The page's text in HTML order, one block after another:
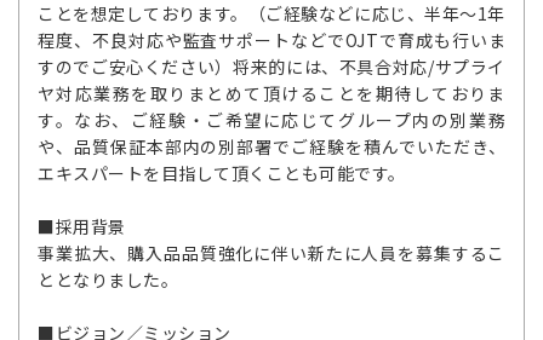
ことを想定しております。（ご経験などに応じ、半年～1年
程度、不良対応や監査サポートなどでOJTで育成も行いま
すのでご安心ください）将来的には、不具合対応/サプライ
ヤ対応業務を取りまとめて頂けることを期待しておりま
す。なお、ご経験・ご希望に応じてグループ内の別業務
や、品質保証本部内の別部署でご経験を積んでいただき、
エキスパートを目指して頂くことも可能です。
■採用背景
事業拡大、購入品品質強化に伴い新たに人員を募集するこ
ととなりました。
■ビジョン／ミッション